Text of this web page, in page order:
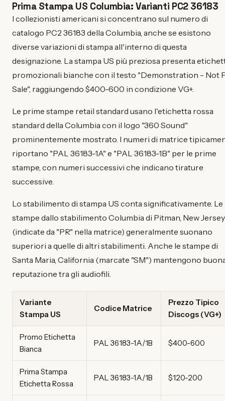
Prima Stampa US Columbia: Varianti PC2 36183
I collezionisti americani si concentrano sul numero di
catalogo PC2 36183 della Columbia, anche se esistono
diverse variazioni di stampa all'interno di questa
designazione. La stampa US più preziosa presenta
promozionali bianche con il testo "Demonstration - Not
Sale", raggiungendo $400-600 in condizione VG+.
Le prime stampe retail standard usano l'etichetta rossa
standard della Columbia con il logo "360 Sound"
prominentemente mostrato. I numeri di matrice
riportano "PAL 36183-1A" e "PAL 36183-1B" per le prime
stampe, con numeri successivi che indicano tirature
successive.
Lo stabilimento di stampa US conta significativamente. Le
stampe dallo stabilimento Columbia di Pitman, New Jersey
(indicate da "PR" nella matrice) generalmente suonano
superiori a quelle di altri stabilimenti. Anche le stampe di
Santa Maria, California (marcate "SM") mantengono
reputazione tra gli audiofili.
Variante
Stampa US
Codice Matrice
Prezzo Tipico
Discogs (VG+)
Promo Etichetta
Bianca
PAL 36183-1A/1B $400-600
Prima Stampa
Etichetta Rossa
PAL 36183-1A/1B $120-200